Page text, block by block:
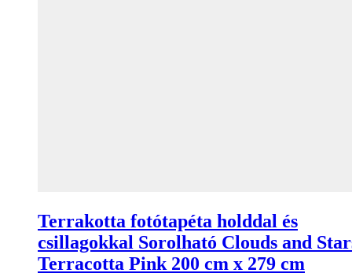
Terrakotta fotótapéta holddal és
csillagokkal Sorolható Clouds and
Terracotta Pink 200 cm x 279 cm